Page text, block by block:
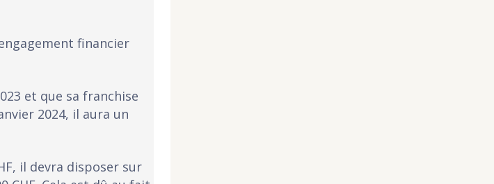
financier
et que sa franchise
2024, il aura un
il devra disposer sur